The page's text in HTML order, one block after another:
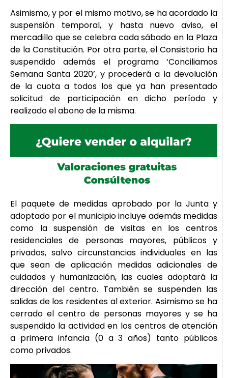
Asimismo, y por el mismo motivo, se ha acordado la
suspensión temporal, y hasta nuevo aviso, el
mercadillo que se celebra cada sábado en la Plaza
de la Constitución. Por otra parte, el Consistorio ha
suspendido además el programa ‘Conciliamos
Semana Santa 2020’, y procederá a la devolución
de la cuota a todos los que ya han presentado
solicitud de participación en dicho período y
realizado el abono de la misma.
El paquete de medidas aprobado por la Junta y
adoptado por el municipio incluye además medidas
como la suspensión de visitas en los centros
residenciales de personas mayores, públicos y
privados, salvo circunstancias individuales en las
que sean de aplicación medidas adicionales de
cuidados y humanización, las cuales adoptará la
dirección del centro. También se suspenden las
salidas de los residentes al exterior. Asimismo se ha
cerrado el centro de personas mayores y se ha
suspendido la actividad en los centros de atención
a primera infancia (0 a 3 años) tanto públicos
como privados.